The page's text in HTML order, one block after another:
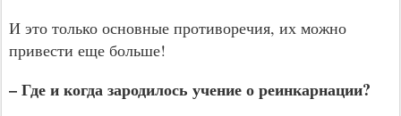
И это только основные противоречия, их можно
привести еще больше!
– Где и когда зародилось учение о реинкарнации?